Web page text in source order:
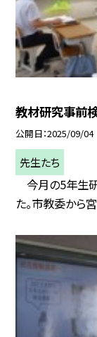
教材研究事前
公開日 2025/09/04
先生たち
今月の5年生
た。市教委から